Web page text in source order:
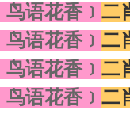
鸟语花香﹞ 二
鸟语花香﹞ 二
鸟语花香﹞ 二
鸟语花香﹞ 二